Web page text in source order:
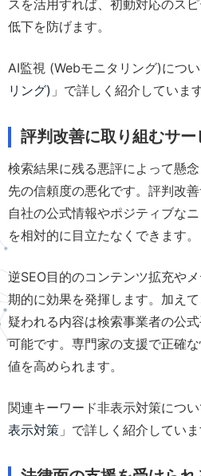
スを活用すれば、初動対応のス
低下を防げます。
AI監視 (Webモニタリング)につ
リング) 」で詳しく紹介しています
評判改善に取り組むサー
検索結果に残る悪評によって懸
先の信頼度の悪化です。評判改善
自社の公式情報やポジティブな
を相対的に目立たなくできます。
逆SEO目的のコンテンツ拡充や
期的に効果を発揮します。加え
疑われる内容は検索事業者の公
可能です。専門家の支援で正確
値を高められます。
関連キーワード非表示対策につ
表示対策 」で詳しく紹介していま